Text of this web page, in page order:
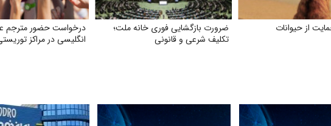
از حیوانات
ضرورت بازگشایی فوری خانه ملت؛
تکلیف شرعی و قانونی
درخواست حضور مترجم
انگلیسی در مراکز